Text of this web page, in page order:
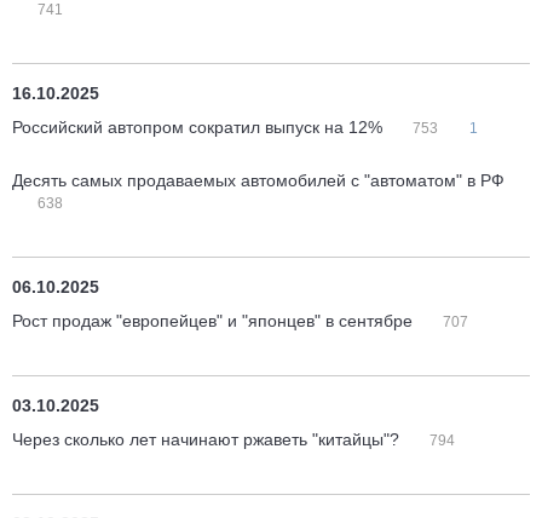
741
16.10.2025
Российский автопром сократил выпуск на 12%
753 1
Десять самых продаваемых автомобилей с "автоматом" в РФ
638
06.10.2025
Рост продаж "европейцев" и "японцев" в сентябре
707
03.10.2025
Через сколько лет начинают ржаветь "китайцы"?
794